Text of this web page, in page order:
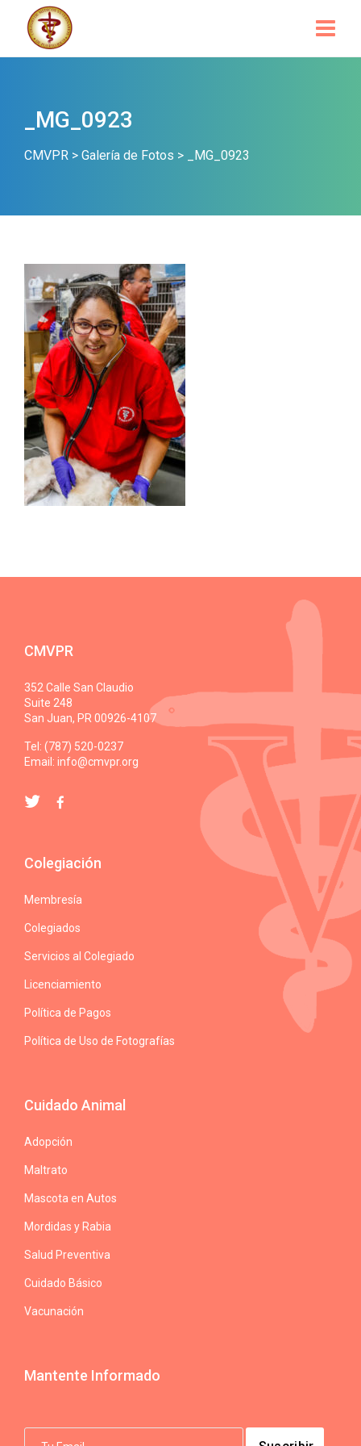
_MG_0923
CMVPR > Galería de Fotos > _MG_0923
CMVPR
352 Calle San Claudio
Suite 248
San Juan, PR 00926-4107
Tel: (787) 520-0237
Email: info@cmvpr.org
Colegiación
Membresía
Colegiados
Servicios al Colegiado
Licenciamiento
Política de Pagos
Política de Uso de Fotografías
Cuidado Animal
Adopción
Maltrato
Mascota en Autos
Mordidas y Rabia
Salud Preventiva
Cuidado Básico
Vacunación
Mantente Informado